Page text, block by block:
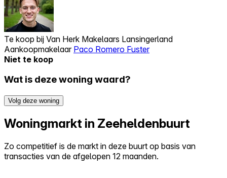
Te koop bij Van Herk Makelaars Lansingerland
Aankoopmakelaar Paco Romero Fuster
Niet te koop
Wat is deze woning waard?
Volg deze woning
Woningmarkt in Zeeheldenbuurt
Zo competitief is de markt in deze buurt op basis van
transacties van de afgelopen 12 maanden.